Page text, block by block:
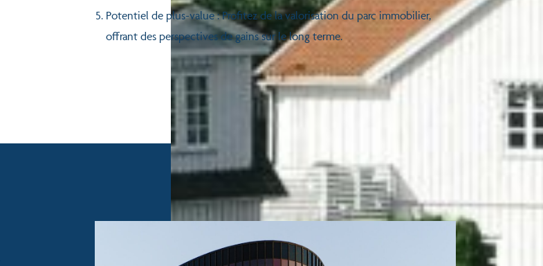
Potentiel de plus-value : Profitez de la valorisation du parc immobilier,
offrant des perspectives de gains sur le long terme.